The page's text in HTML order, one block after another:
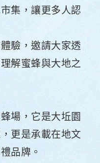
集，讓更多人認
驗，邀請大家透
解蜜蜂與大地之
場，它是大坵園
更是承載在地文
品牌。